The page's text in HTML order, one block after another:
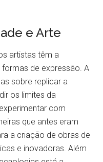
e Arte
artistas têm a
de expressão. A
sobre replicar a
os limites da
com
que antes eram
a criação de obras de
e inovadoras. Além